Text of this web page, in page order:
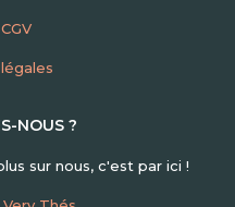
NOUS ?
sur nous, c'est par ici !